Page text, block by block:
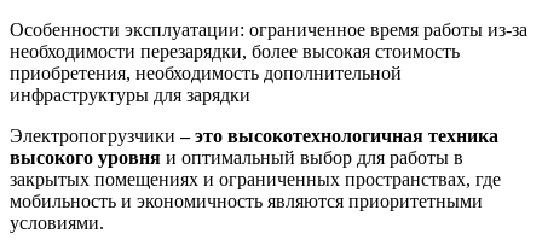
Особенности эксплуатации: ограниченное время работы из-за
необходимости перезарядки, более высокая стоимость
приобретения, необходимость дополнительной
инфраструктуры для зарядки
Электропогрузчики– это высокотехнологичная техника
высокого уровня и оптимальный выбор для работы в
закрытых помещениях и ограниченных пространствах, где
мобильность и экономичность являются приоритетными
условиями.